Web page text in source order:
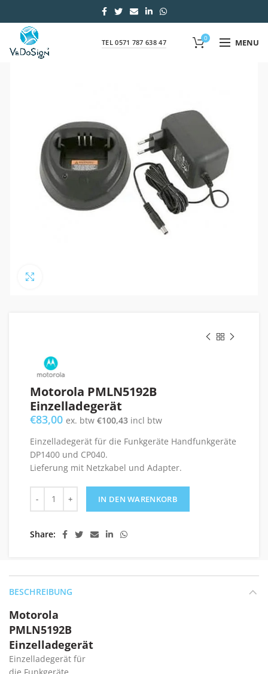
TEL 0571 787 638 47
0 MENU
Motorola PMLN5192B
Einzelladegerät
€83,00 ex. btw €100,43 incl btw
Einzelladegerät für die Funkgeräte Handfunkgeräte
DP1400 und CP040.
Lieferung mit Netzkabel und Adapter.
IN DEN WARENKORB
Share
BESCHREIBUNG
Motorola
PMLN5192B
Einzelladegerät
Einzelladegerät für
die Funkgeräte